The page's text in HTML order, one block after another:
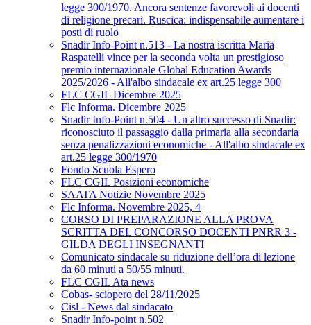
legge 300/1970. Ancora sentenze favorevoli ai docenti
di religione precari. Ruscica: indispensabile aumentare i
posti di ruolo
Snadir Info-Point n.513 - La nostra iscritta Maria
Raspatelli vince per la seconda volta un prestigioso
premio internazionale Global Education Awards
2025/2026 - All'albo sindacale ex art.25 legge 300
FLC CGIL Dicembre 2025
Flc Informa. Dicembre 2025
Snadir Info-Point n.504 - Un altro successo di Snadir:
riconosciuto il passaggio dalla primaria alla secondaria
senza penalizzazioni economiche - All'albo sindacale ex
art.25 legge 300/1970
Fondo Scuola Espero
FLC CGIL Posizioni economiche
SAATA Notizie Novembre 2025
Flc Informa. Novembre 2025, 4
CORSO DI PREPARAZIONE ALLA PROVA
SCRITTA DEL CONCORSO DOCENTI PNRR 3 -
GILDA DEGLI INSEGNANTI
Comunicato sindacale su riduzione dell’ora di lezione
da 60 minuti a 50/55 minuti.
FLC CGIL Ata news
Cobas- sciopero del 28/11/2025
Cisl - News dal sindacato
Snadir Info-point n.502